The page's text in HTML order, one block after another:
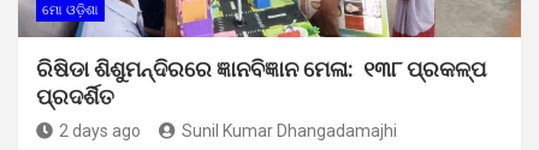
ମୋ ଓଡ଼ିଶା
ରିଷିଡା ଶିଶୁମନ୍ଦିରରେ ଜ୍ଞାନବିଜ୍ଞାନ ମେଳା: ୧୩୮ ପ୍ରକଳ୍ପ
ପ୍ରଦର୍ଶିତ
2 days ago Sunil Kumar Dhangadamajhi